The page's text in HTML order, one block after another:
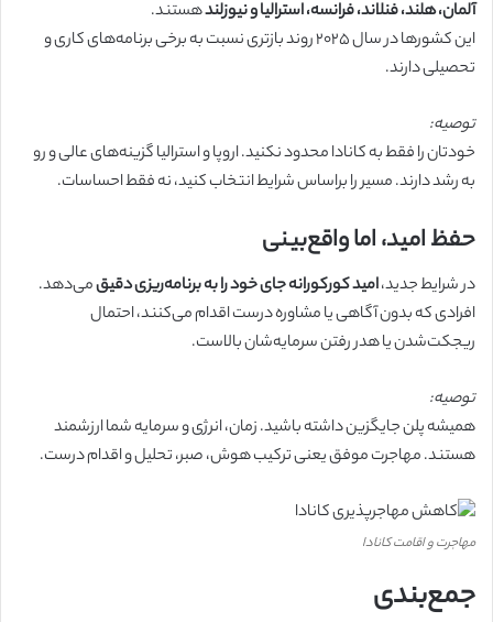
آلمان، هلند، فنلاند، فرانسه، استرالیا و نیوزلندهستند.
این کشورها در سال ۲۰۲۵ روند بازتری نسبت به برخی برنامه‌های کاری و
تحصیلی دارند.
توصیه:
خودتان را فقط به کانادا محدود نکنید. اروپا و استرالیا گزینه‌های عالی و رو
به رشد دارند. مسیر را براساس شرایط انتخاب کنید، نه فقط احساسات.
حفظ امید، اما واقع‌بینی
در شرایط جدید،امید کورکورانه جای خود را به برنامه‌ریزی دقیقمی‌دهد.
افرادی که بدون آگاهی یا مشاوره درست اقدام می‌کنند، احتمال
ریجکت‌شدن یا هدر رفتن سرمایه‌شان بالاست.
توصیه:
همیشه پلن جایگزین داشته باشید. زمان، انرژی و سرمایه‌ شما ارزشمند
هستند. مهاجرت موفق یعنی ترکیب هوش، صبر، تحلیل و اقدام درست.
مهاجرت و اقامت کانادا
جمع‌بندی